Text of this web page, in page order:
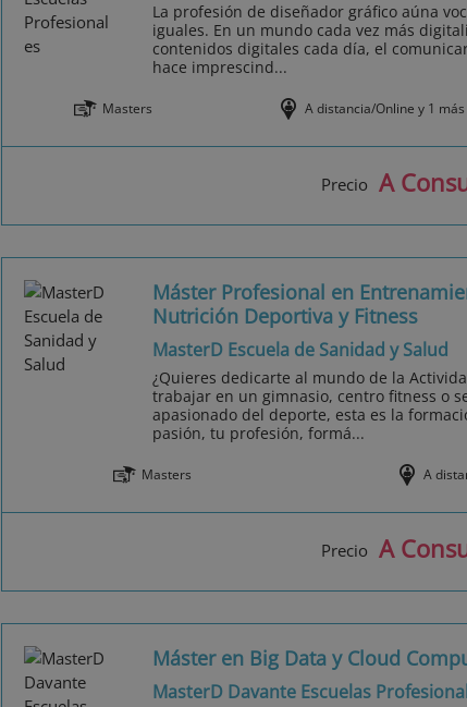
La profesión de diseñador gráfico aúna
iguales. En un mundo cada vez más
contenidos digitales cada día, el
hace imprescind...
Masters A distancia/Online y 1 más
Precio A
Máster Profesional en
Nutrición Deportiva y Fitness
MasterD Escuela de Sanidad y Salud
¿Quieres dedicarte al mundo de la
trabajar en un gimnasio, centro fitness o
apasionado del deporte, esta es la
pasión, tu profesión, formá...
Masters A
Precio A
Máster en Big Data y Cloud
MasterD Davante Escuelas